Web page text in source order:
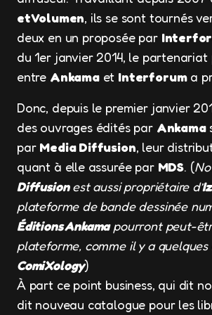
et Volumen, ils se sont tournés
deux en un proposée par
du 1er janvier 2014, le
entre Ankamaet Interforuma
Donc, depuis le premier janvier
des ouvrages édités par Ankama
par Media Diffusion, leur
quant à elle assurée par MDS. (
Diffusionest aussi propriétaire d’
plateforme de bande dessinée
Éditions Ankamapourront peut-
plateforme, comme il y a quelques
ComiXology)
À part ce point business, qui dit
dit nouveau catalogue pour les